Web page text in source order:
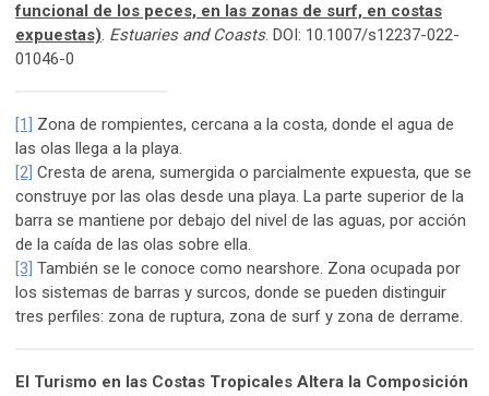
funcional de los peces, en las zonas de surf, en costas
expuestas). Estuaries and Coasts. DOI: 10.1007/s12237-022-
01046-0
[1]
Zona de rompientes, cercana a la costa, donde el agua de
las olas llega a la playa.
[2] Cresta de arena, sumergida o parcialmente expuesta, que se
construye por las olas desde una playa. La parte superior de la
barra se mantiene por debajo del nivel de las aguas, por acción
de la caída de las olas sobre ella.
[3] También se le conoce como nearshore. Zona ocupada por
los sistemas de barras y surcos, donde se pueden distinguir
tres perfiles: zona de ruptura, zona de surf y zona de derrame.
El Turismo en las Costas Tropicales Altera la Composición